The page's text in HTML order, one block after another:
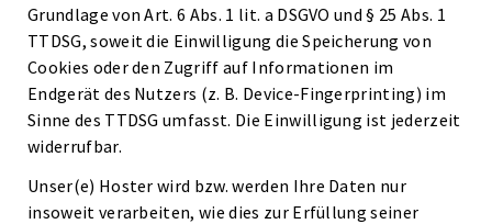
Grundlage von Art. 6 Abs. 1 lit. a DSGVO und § 25 Abs. 1
TTDSG, soweit die Einwilligung die Speicherung von
Cookies oder den Zugriff auf Informationen im
Endgerät des Nutzers (z. B. Device-Fingerprinting) im
Sinne des TTDSG umfasst. Die Einwilligung ist jederzeit
widerrufbar.
Unser(e) Hoster wird bzw. werden Ihre Daten nur
insoweit verarbeiten, wie dies zur Erfüllung seiner